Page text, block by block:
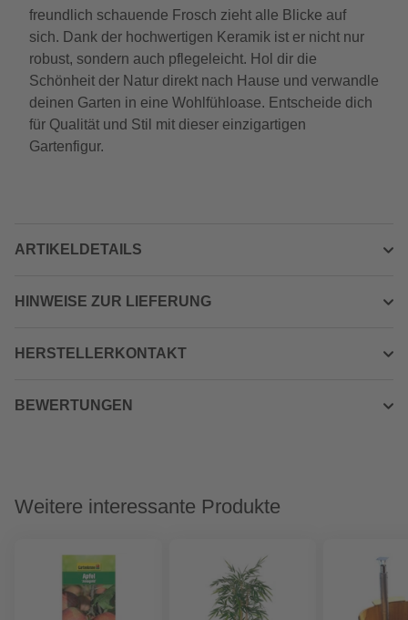
freundlich schauende Frosch zieht alle Blicke auf
sich. Dank der hochwertigen Keramik ist er nicht nur
robust, sondern auch pflegeleicht. Hol dir die
Schönheit der Natur direkt nach Hause und verwandle
deinen Garten in eine Wohlfühloase. Entscheide dich
für Qualität und Stil mit dieser einzigartigen
Gartenfigur.
ARTIKELDETAILS
HINWEISE ZUR LIEFERUNG
HERSTELLERKONTAKT
BEWERTUNGEN
Weitere interessante Produkte